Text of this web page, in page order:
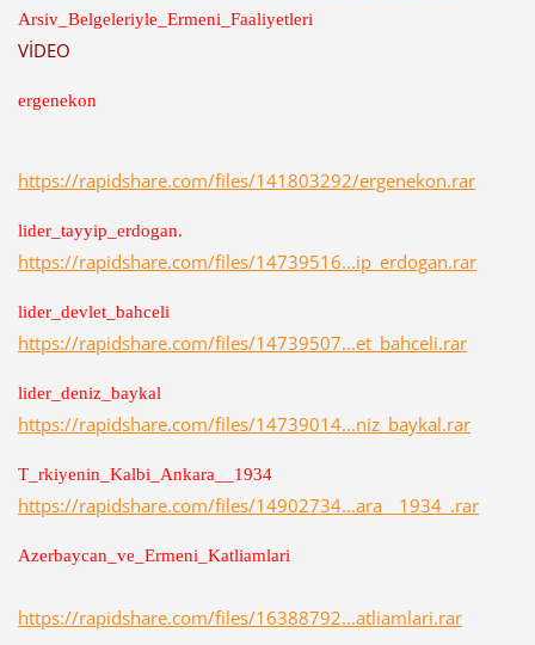
Arsiv_Belgeleriyle_Ermeni_Faaliyetleri
VİDEO
ergenekon
https://rapidshare.com/files/141803292/ergenekon.rar
lider_tayyip_erdogan.
https://rapidshare.com/files/14739516...ip_erdogan.rar
lider_devlet_bahceli
https://rapidshare.com/files/14739507...et_bahceli.rar
lider_deniz_baykal
https://rapidshare.com/files/14739014...niz_baykal.rar
T_rkiyenin_Kalbi_Ankara__1934
https://rapidshare.com/files/14902734...ara__1934_.rar
Azerbaycan_ve_Ermeni_Katliamlari
https://rapidshare.com/files/16388792...atliamlari.rar